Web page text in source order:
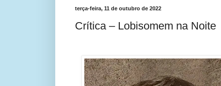
terça-feira, 11 de outubro de 2022
Crítica – Lobisomem na Noite